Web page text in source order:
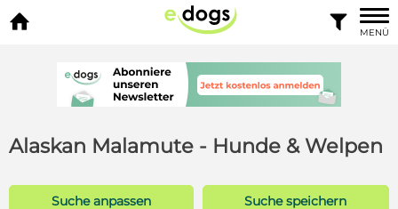
 
MENÜ
Alaskan Malamute - Hunde & Welpen
Suche anpassen Suche speichern